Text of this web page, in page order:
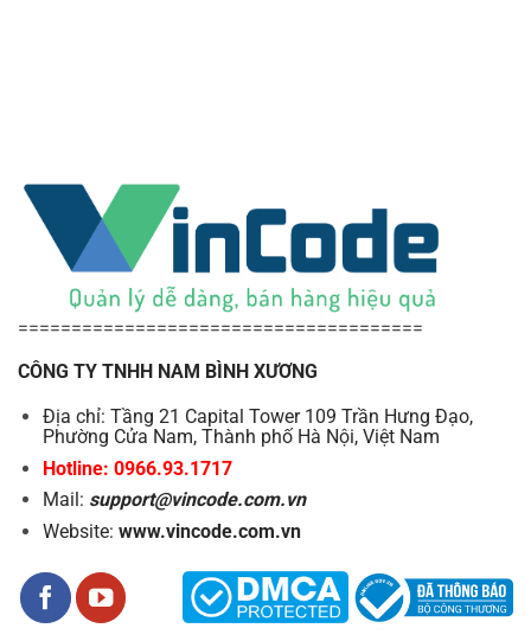
======================================
CÔNG TY TNHH NAM BÌNH XƯƠNG
Địa chỉ: Tầng 21 Capital Tower 109 Trần Hưng Đạo,
Phường Cửa Nam, Thành phố Hà Nội, Việt Nam
Hotline: 0966.93.1717
Mail: support@vincode.com.vn
Website: www.vincode.com.vn